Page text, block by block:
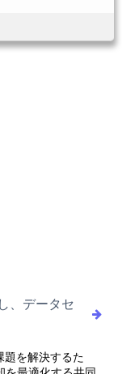
、データセ
題を解決するた